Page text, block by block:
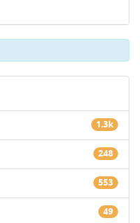
1.3k
248
553
49